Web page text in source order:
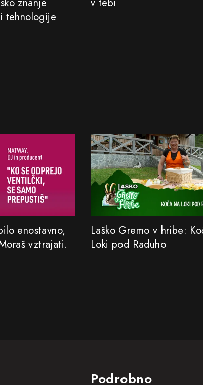
znanje
tehnologije
v tebi
enostavno,
vztrajati.
Laško Gremo v hribe:
Loki pod Raduho
Podrobno